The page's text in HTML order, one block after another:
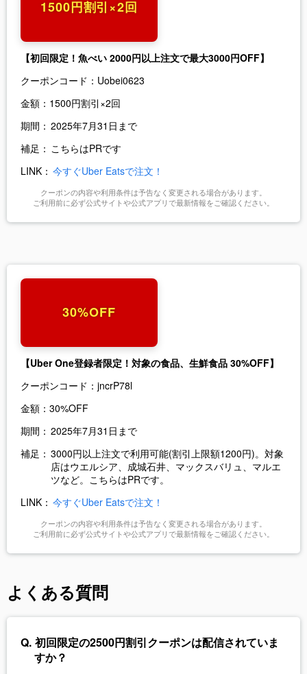
1500円割引×2回
【初回限定！魚べい 2000円以上注文で最大3000円OFF】
クーポンコード： Uobei0623
金額： 1500円割引×2回
期間： 2025年7月31日まで
補足： こちらはPRです
LINK： 今すぐUber Eatsで注文！
クーポンの内容や利用条件は予告なく変更される場合があります。
ご利用前に必ず公式サイトや公式アプリで最新情報をご確認ください。
30%OFF
【Uber One登録者限定！対象の食品、生鮮食品 30%OFF】
クーポンコード： jncrP78l
金額： 30%OFF
期間： 2025年7月31日まで
補足： 3000円以上注文で利用可能(割引上限額1200円)。対象
店はウエルシア、成城石井、マックスバリュ、マルエ
ツなど。こちらはPRです。
LINK： 今すぐUber Eatsで注文！
クーポンの内容や利用条件は予告なく変更される場合があります。
ご利用前に必ず公式サイトや公式アプリで最新情報をご確認ください。
よくある質問
初回限定の2500円割引クーポンは配信されていま
すか？